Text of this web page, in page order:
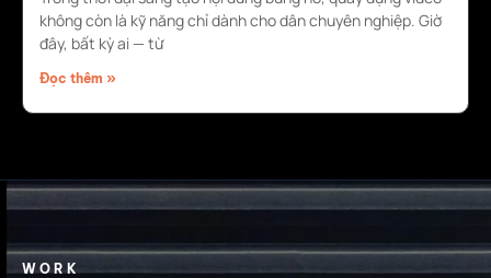
không còn là kỹ năng chỉ dành cho dân chuyên nghiệp. Giờ
đây, bất kỳ ai — từ
Đọc thêm »
WORK